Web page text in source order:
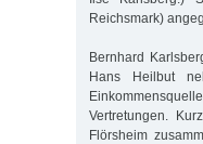
Reichsmark)
Bernhard
Hans Heilbut
Vertretungen.
Flörsheim